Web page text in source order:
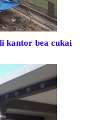
kantor bea cukai